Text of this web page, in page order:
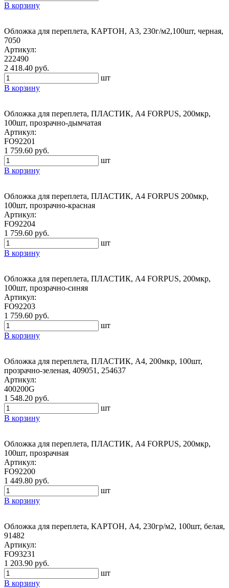
В корзину
Обложка для переплета, КАРТОН, А3, 230г/м2,100шт, черная,
7050
Артикул:
222490
2 418.40 руб.
шт
В корзину
Обложка для переплета, ПЛАСТИК, А4 FORPUS, 200мкр,
100шт, прозрачно-дымчатая
Артикул:
FO92201
1 759.60 руб.
шт
В корзину
Обложка для переплета, ПЛАСТИК, А4 FORPUS 200мкр,
100шт, прозрачно-красная
Артикул:
FO92204
1 759.60 руб.
шт
В корзину
Обложка для переплета, ПЛАСТИК, А4 FORPUS, 200мкр,
100шт, прозрачно-синяя
Артикул:
FO92203
1 759.60 руб.
шт
В корзину
Обложка для переплета, ПЛАСТИК, А4, 200мкр, 100шт,
прозрачно-зеленая, 409051, 254637
Артикул:
400200G
1 548.20 руб.
шт
В корзину
Обложка для переплета, ПЛАСТИК, А4 FORPUS, 200мкр,
100шт, прозрачная
Артикул:
FO92200
1 449.80 руб.
шт
В корзину
Обложка для переплета, КАРТОН, А4, 230гр/м2, 100шт, белая,
91482
Артикул:
FO93231
1 203.90 руб.
шт
В корзину